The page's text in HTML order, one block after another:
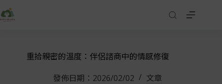
重拾親密的溫度：伴侶諮商中的情感修復
發佈日期： 2026/02/02 文章